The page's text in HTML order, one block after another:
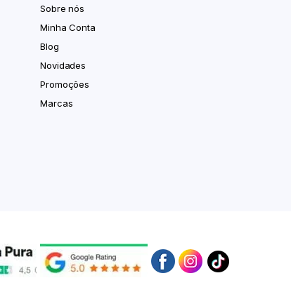
Sobre nós
Minha Conta
Blog
Novidades
Promoções
Marcas